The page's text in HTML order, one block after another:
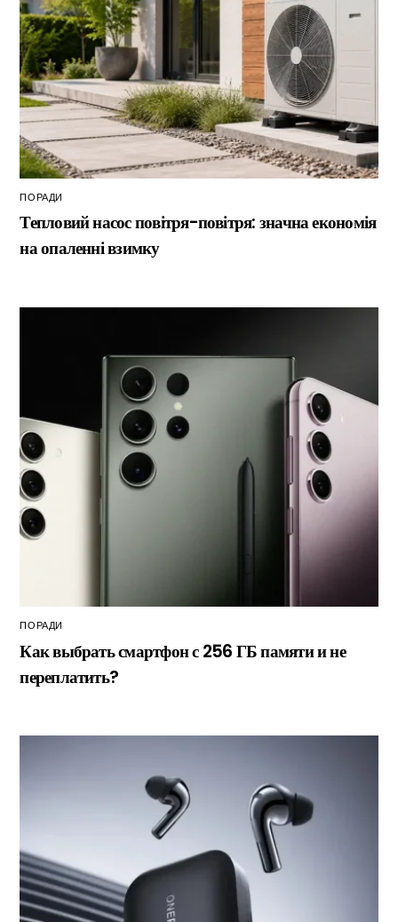
ПОРАДИ
Тепловий насос повітря-повітря: значна економія
на опаленні взимку
ПОРАДИ
Как выбрать смартфон с 256 ГБ памяти и не
переплатить?